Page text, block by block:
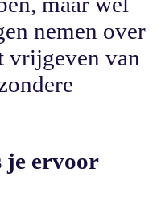
nemen over
vrijgeven van
je ervoor